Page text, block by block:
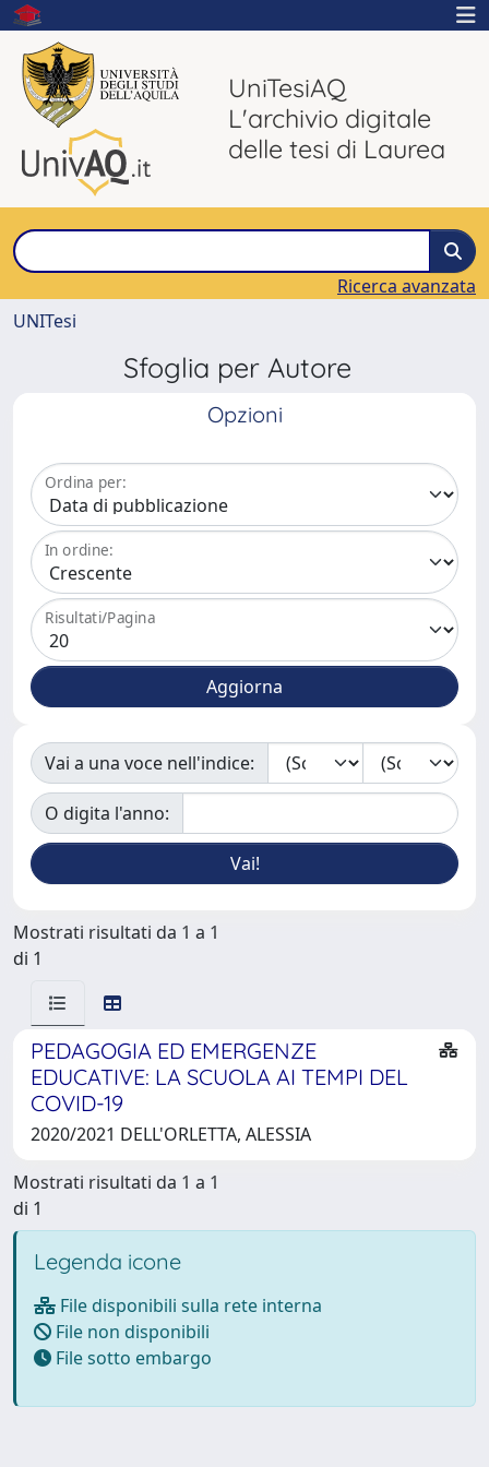
UniTesiAQ
L'archivio digitale
delle tesi di Laurea
Ricerca avanzata
UNITesi
Sfoglia per Autore
Opzioni
Ordina per:
In ordine:
Risultati/Pagina
Vai a una voce nell'indice:
O digita l'anno:
Mostrati risultati da 1 a 1
di 1
PEDAGOGIA ED EMERGENZE
EDUCATIVE: LA SCUOLA AI TEMPI DEL
COVID-19
2020/2021 DELL'ORLETTA, ALESSIA
Mostrati risultati da 1 a 1
di 1
Legenda icone
File disponibili sulla rete interna
File non disponibili
File sotto embargo